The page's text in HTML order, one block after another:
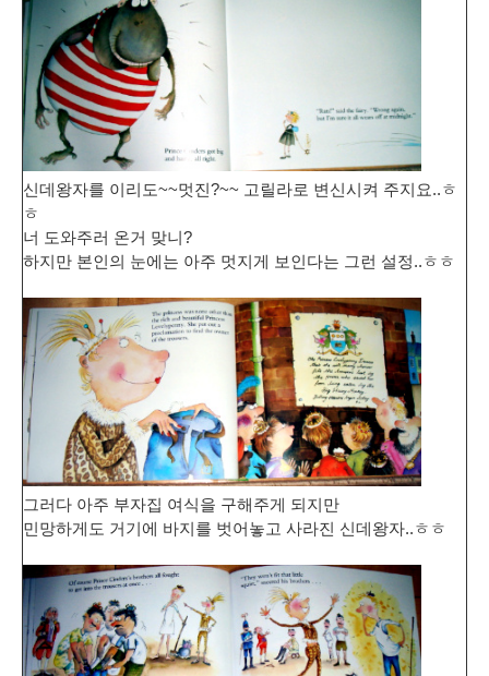
신데왕자를 이리도~~멋진?~~ 고릴라로 변신시켜 주지요..ㅎ
ㅎ
너 도와주러 온거 맞니?
하지만 본인의 눈에는 아주 멋지게 보인다는 그런 설정..ㅎㅎ
그러다 아주 부자집 여식을 구해주게 되지만
민망하게도 거기에 바지를 벗어놓고 사라진 신데왕자..ㅎㅎ